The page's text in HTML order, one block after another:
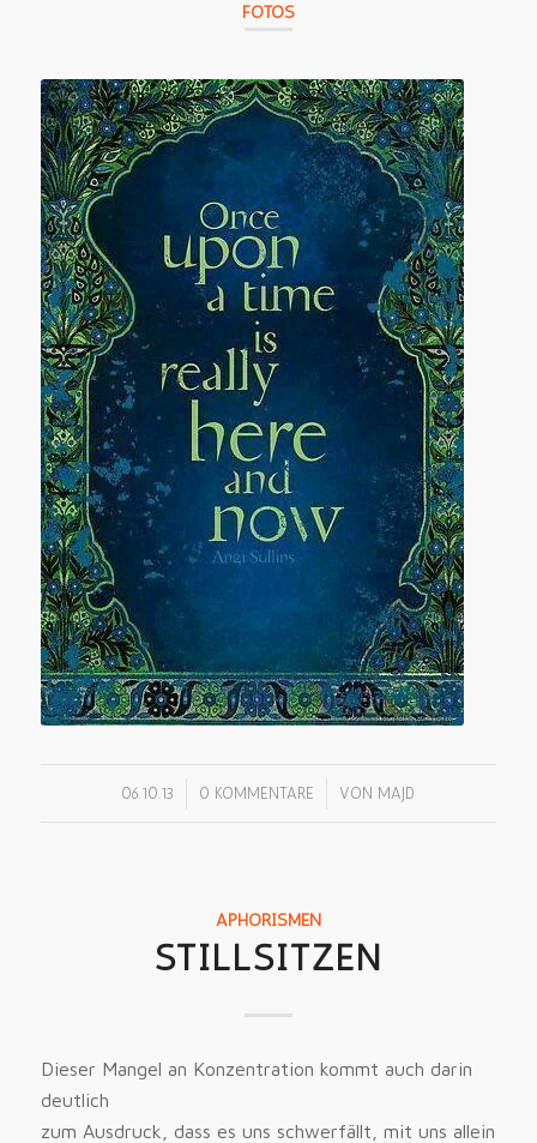
FOTOS
06.10.13 0 KOMMENTARE
/ VON MAJD
APHORISMEN
STILLSITZEN
Dieser Mangel an Konzentration kommt auch darin
deutlich
zum Ausdruck, dass es uns schwerfällt, mit uns allein